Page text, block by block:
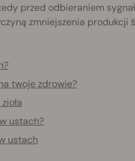
przed odbieraniem
zmniejszenia produkcji
twoje zdrowie?
ustach?
ustach